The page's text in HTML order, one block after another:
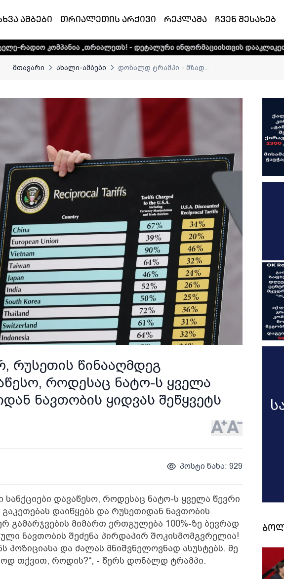
ამბები თრიალეთის არქივი რეკლამა ჩვენ შესახებ
„თრიალეთს! - დეტალური ინფორმაციისთვის დააკლიკეთ ლინკს
მთავარი ახალი-ამბები დონალდ ტრამპი - მზად...
რუსეთის წინააღმდეგ
როდესაც ნატო-ს ყველა
ნავთობის ყიდვას შეწყვეტს
პოსტი ნახა: 929
დავაწესო, როდესაც ნატო-ს ყველა წევრი
დაიწყებს და რუსეთიდან ნავთობის
გამარჯვების მიმართ ერთგულება 100%-ზე ბევრად
ნავთობის შეძენა პირდაპირ შოკისმომგვრელია!
პოზიციასა და ძალას მნიშვნელოვნად ასუსტებს. მე
თქვით, როდის?“, - წერს დონალდ ტრამპი.